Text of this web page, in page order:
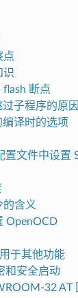
点
识
flash 断点
子程序的原因
译时的选项
置文件中设置
的含义
OpenOCD
于其他功能
和安全启动
32 AT